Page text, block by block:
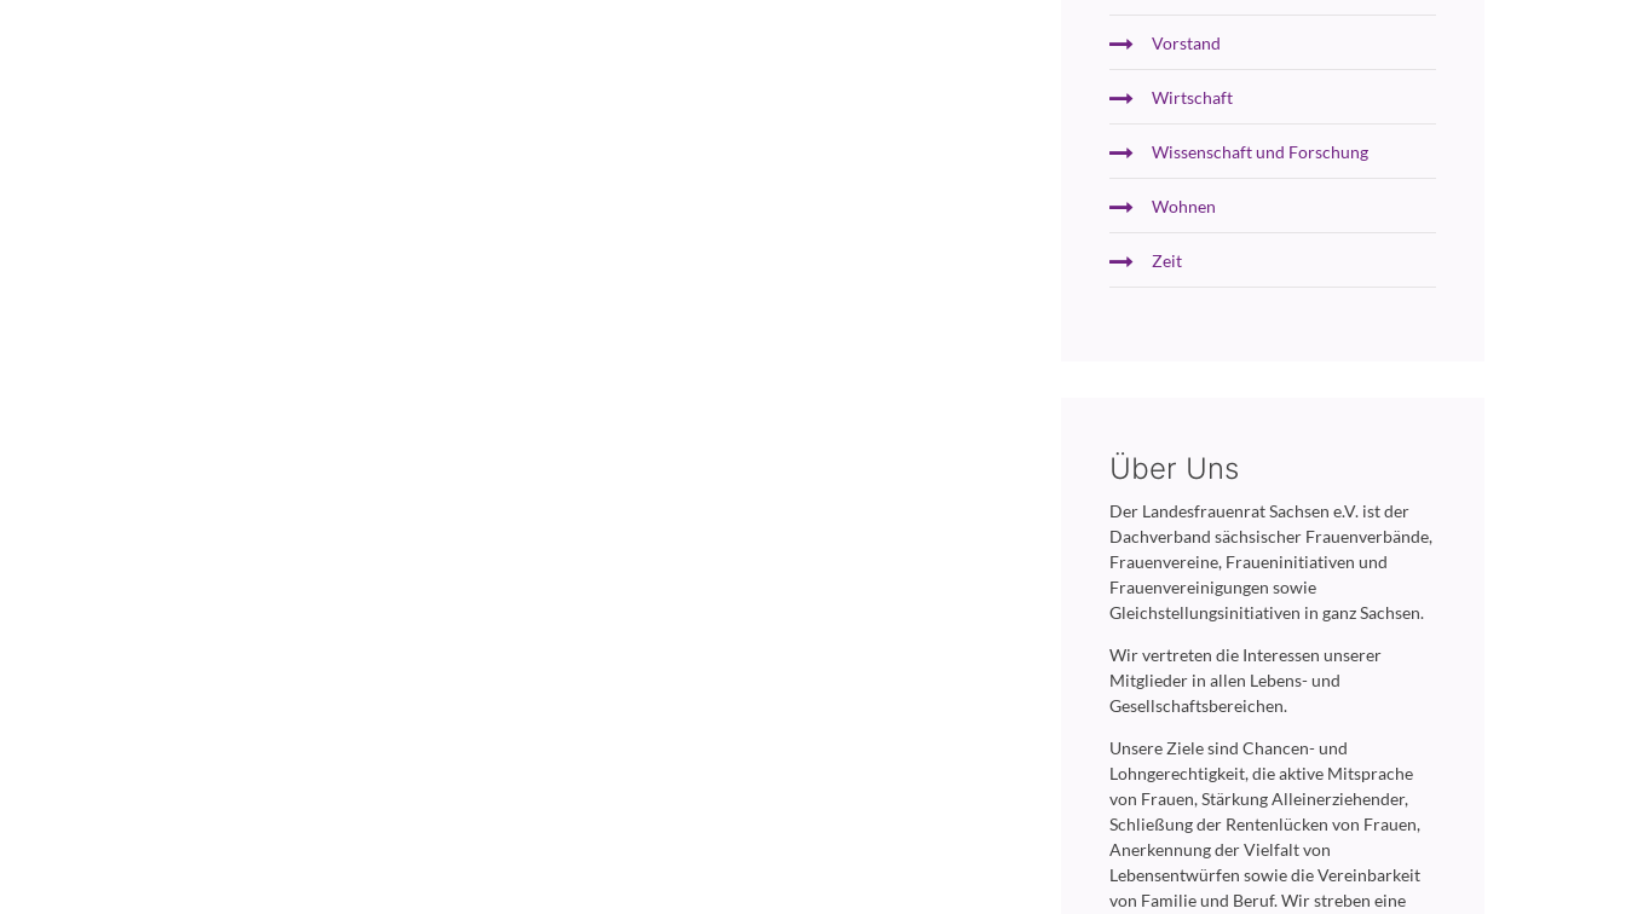
Vorstand
Wirtschaft
Wissenschaft und Forschung
Wohnen
Zeit
Über Uns
Der Landesfrauenrat Sachsen e.V. ist der
Dachverband sächsischer Frauenverbände,
Frauenvereine, Fraueninitiativen und
Frauenvereinigungen sowie
Gleichstellungsinitiativen in ganz Sachsen.
Wir vertreten die Interessen unserer
Mitglieder in allen Lebens- und
Gesellschaftsbereichen.
Unsere Ziele sind Chancen- und
Lohngerechtigkeit, die aktive Mitsprache
von Frauen, Stärkung Alleinerziehender,
Schließung der Rentenlücken von Frauen,
Anerkennung der Vielfalt von
Lebensentwürfen sowie die Vereinbarkeit
von Familie und Beruf. Wir streben eine